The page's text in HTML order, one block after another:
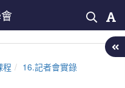
程 16.記者會實錄